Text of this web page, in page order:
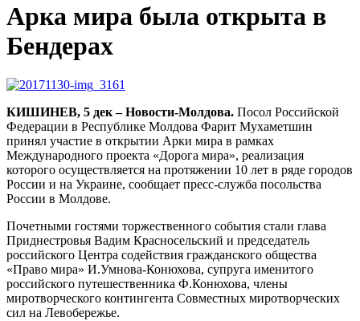
Арка мира была открыта в
Бендерах
КИШИНЕВ, 5 дек – Новости-Молдова. Посол Российской
Федерации в Республике Молдова Фарит Мухаметшин
принял участие в открытии Арки мира в рамках
Международного проекта «Дорога мира», реализация
которого осуществляется на протяжении 10 лет в ряде городов
России и на Украине, сообщает пресс-служба посольства
России в Молдове.
Почетными гостями торжественного события стали глава
Приднестровья Вадим Красносельский и председатель
российского Центра содействия гражданского общества
«Право мира» И.Умнова-Конюхова, супруга именитого
российского путешественника Ф.Конюхова, члены
миротворческого контингента Совместных миротворческих
сил на Левобережье.